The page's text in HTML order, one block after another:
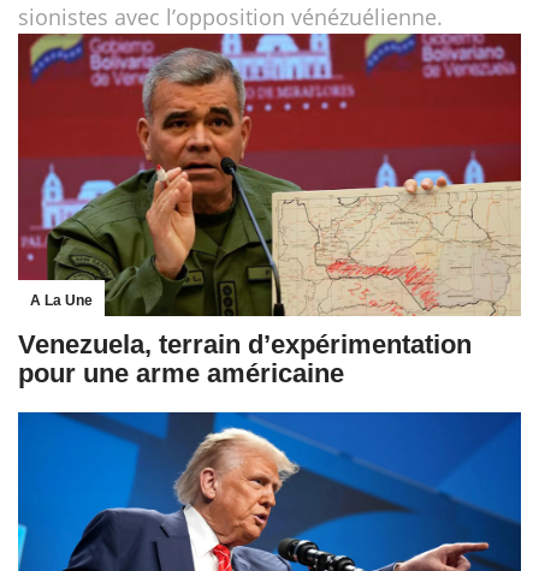
sionistes avec l’opposition vénézuélienne.
A La Une
Venezuela, terrain d’expérimentation
pour une arme américaine